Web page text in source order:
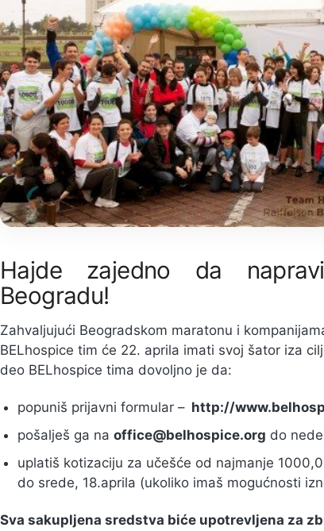
Hajde zajedno da
Beogradu!
Zahvaljujući Beogradskom maratonu i
BELhospice tim će 22. aprila imati svoj šator iza
deo BELhospice tima dovoljno je da:
popuniš prijavni formular – http://
pošalješ ga na office@belhospice.org do
uplatiš kotizaciju za učešće od najmanje
do srede, 18.aprila (ukoliko imaš mogućnosti
Sva sakupljena sredstva biće upotrevljena za